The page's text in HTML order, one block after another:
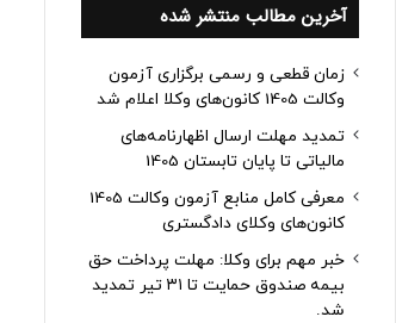
آخرین مطالب منتشر شده
زمان قطعی و رسمی برگزاری آزمون
وکالت 1405 کانون‌های وکلا اعلام شد
تمدید مهلت ارسال اظهارنامه‌های
مالیاتی تا پایان تابستان 1405
معرفی کامل منابع آزمون وکالت 1405
کانون‌های وکلای دادگستری
خبر مهم برای وکلا: مهلت پرداخت حق
بیمه صندوق حمایت تا ۳۱ تیر تمدید
شد.